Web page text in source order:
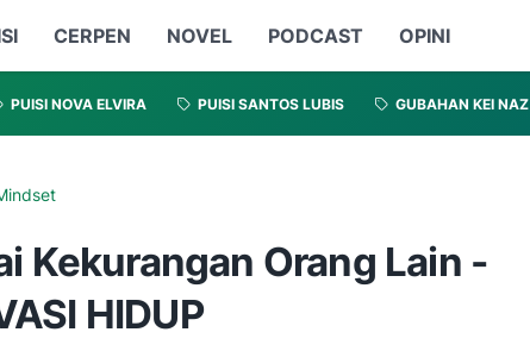
CERPEN NOVEL PODCAST OPINI
PUISI NOVA ELVIRA PUISI SANTOS LUBIS GUBAHAN KEI NAZ
Kekurangan Orang Lain -
HIDUP